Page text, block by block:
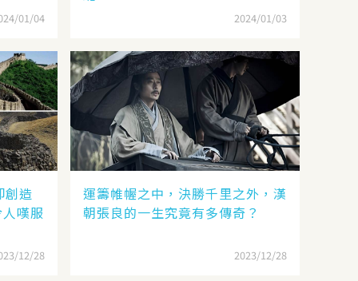
01/04 2024/01/03
創造
嘆服
12/28
運籌帷幄之中，決勝千里之外，漢
朝張良的一生究竟有多傳奇？
2023/12/28